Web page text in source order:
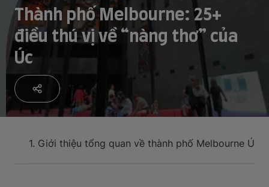
Làm thế nào để nộp hồ sơ?
Sau khi nhận thư mời nhập học
Chuẩn bị lên đường
Thành phố Melbourne: 25+
điều thú vị về “nàng thơ” của
Úc
1. Giới thiệu tổng quan về thành phố Melbourne Úc